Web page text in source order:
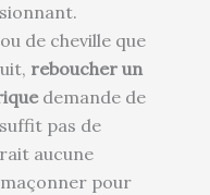
de cheville que
reboucher un
demande de
pas de
aucune
pour